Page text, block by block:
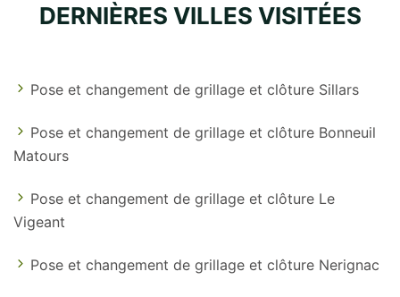
DERNIÈRES VILLES VISITÉES
Pose et changement de grillage et clôture Sillars
Pose et changement de grillage et clôture Bonneuil
Matours
Pose et changement de grillage et clôture Le
Vigeant
Pose et changement de grillage et clôture Nerignac